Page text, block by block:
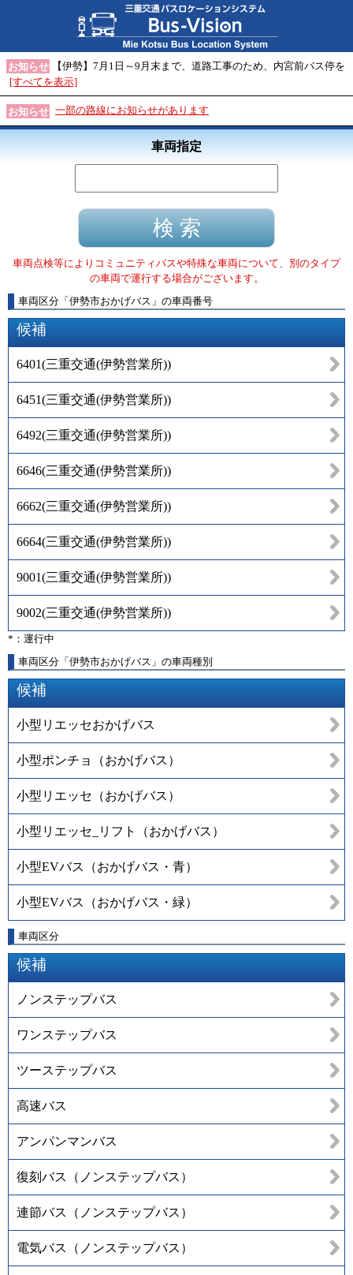
お知らせ
【伊勢】7月1日～9月末まで、道路工事のため、内宮前バス停を
[すべてを表示]
お知らせ 一部の路線にお知らせがあります
車両指定
車両点検等によりコミュニティバスや特殊な車両について、別のタイプ
の車両で運行する場合がございます。
車両区分 「 伊勢市おかげバス 」 の車両番号
候補
6401(三重交通(伊勢営業所))
6451(三重交通(伊勢営業所))
6492(三重交通(伊勢営業所))
6646(三重交通(伊勢営業所))
6662(三重交通(伊勢営業所))
6664(三重交通(伊勢営業所))
9001(三重交通(伊勢営業所))
9002(三重交通(伊勢営業所))
*：運行中
車両区分「伊勢市おかげバス」の車両種別
候補
小型リエッセおかげバス
小型ポンチョ（おかげバス）
小型リエッセ（おかげバス）
小型リエッセ_リフト（おかげバス）
小型EVバス（おかげバス・青）
小型EVバス（おかげバス・緑）
車両区分
候補
ノンステップバス
ワンステップバス
ツーステップバス
高速バス
アンパンマンバス
復刻バス（ノンステップバス）
連節バス（ノンステップバス）
電気バス（ノンステップバス）